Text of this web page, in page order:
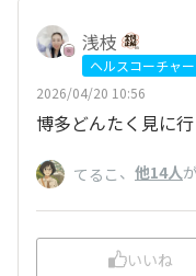
浅枝
ヘルスコーチャー
2026/04/20 10:56
博多どんたく見に
てるこ 、 他14人
いいね